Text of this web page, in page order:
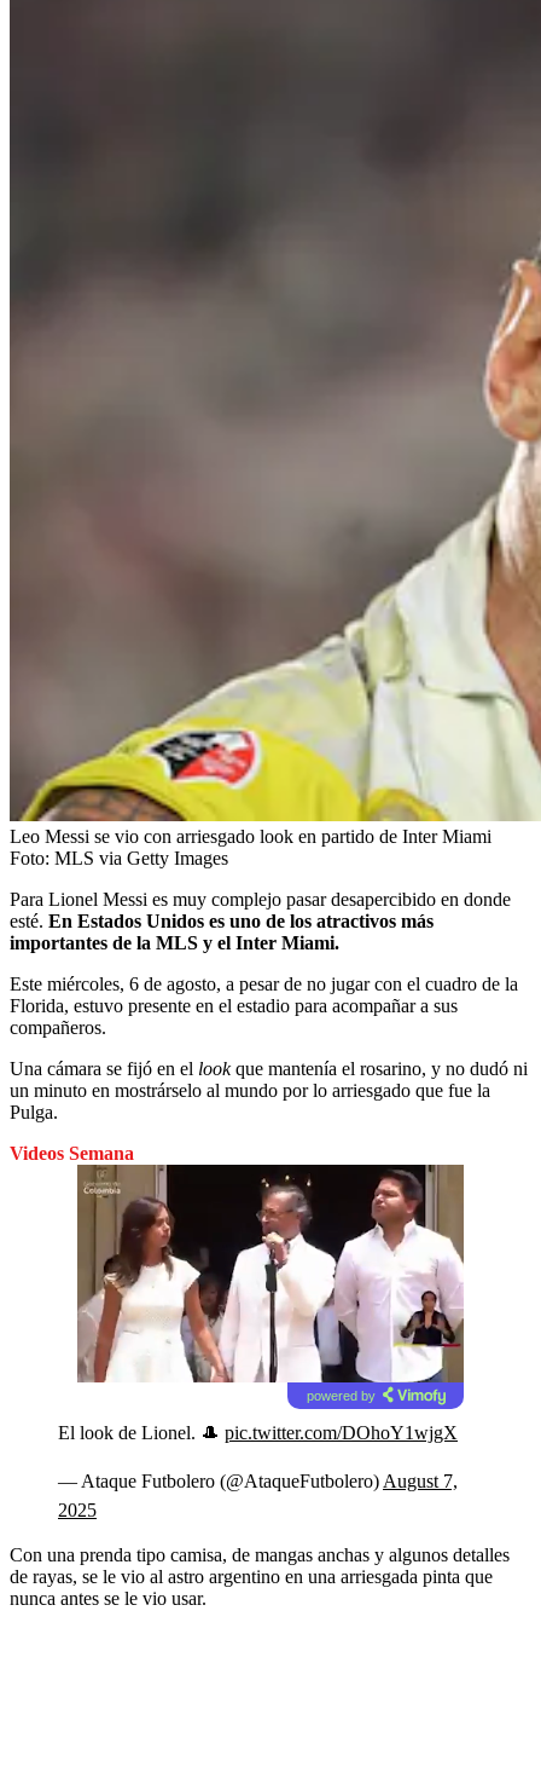
Leo Messi se vio con arriesgado look en partido de Inter Miami
Foto: MLS via Getty Images
Para Lionel Messi es muy complejo pasar desapercibido en donde
esté. En Estados Unidos es uno de los atractivos más
importantes de la MLS y el Inter Miami.
Este miércoles, 6 de agosto, a pesar de no jugar con el cuadro de la
Florida, estuvo presente en el estadio para acompañar a sus
compañeros.
Una cámara se fijó en el lookque mantenía el rosarino, y no dudó ni
un minuto en mostrárselo al mundo por lo arriesgado que fue la
Pulga.
Videos Semana
powered by
El look de Lionel. 🎩 pic.twitter.com/DOhoY1wjgX
— Ataque Futbolero (@AtaqueFutbolero) August 7,
2025
Con una prenda tipo camisa, de mangas anchas y algunos detalles
de rayas, se le vio al astro argentino en una arriesgada pinta que
nunca antes se le vio usar.